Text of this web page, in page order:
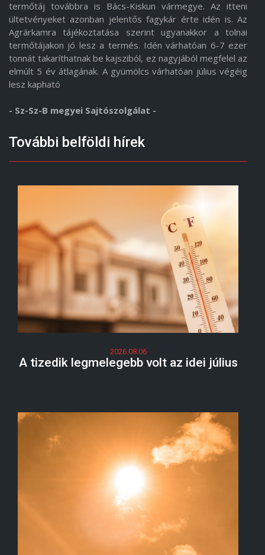
termőtáj továbbra is Bács-Kiskun vármegye. Az itteni
ültetvényeket azonban jelentős fagykár érte idén is. Az
Agrárkamra tájékoztatása szerint ugyanakkor a tolnai
termőtájakon jó lesz a termés. Idén várhatóan 6-7 ezer
tonnát takaríthatnak be kajsziból, ez nagyjából megfelel az
elmúlt 5 év átlagának. A gyümölcs várhatóan július végéig
lesz kapható
- Sz-Sz-B megyei Sajtószolgálat -
További belföldi hírek
2026.08.06
A tizedik legmelegebb volt az idei július